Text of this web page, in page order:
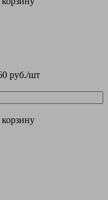
руб./шт